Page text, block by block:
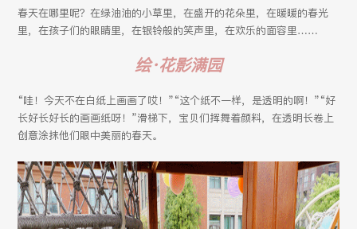
春天在哪里呢？在绿油油的小草里，在盛开的花朵里，在暖暖的春光
里，在孩子们的眼睛里，在银铃般的笑声里，在欢乐的面容里……
绘·花影满园
“哇！今天不在白纸上画画了哎！”“这个纸不一样，是透明的啊！”“好
长好长好长的画画纸呀！”滑梯下，宝贝们挥舞着颜料，在透明长卷上
创意涂抹他们眼中美丽的春天。